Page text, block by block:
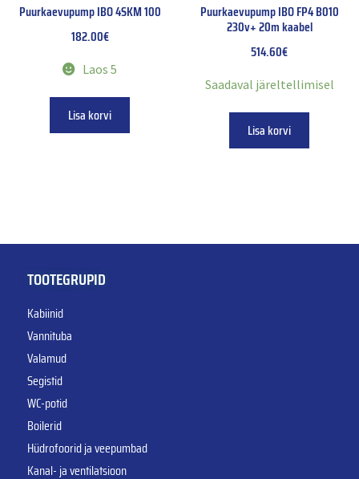
Puurkaevupump IBO 4SKM 100
182.00€
Laos 5
Lisa korvi
Puurkaevupump IBO FP4 B010
230v+ 20m kaabel
514.60€
Saadaval järeltellimisel
Lisa korvi
TOOTEGRUPID
Kabiinid
Vannituba
Valamud
Segistid
WC-potid
Boilerid
Hüdrofoorid ja veepumbad
Kanal- ja ventilatsioon